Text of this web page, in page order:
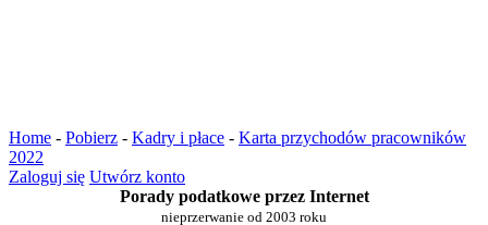
Home - Pobierz - Kadry i płace - Karta przychodów pracowników
2022
Zaloguj się Utwórz konto
Porady podatkowe przez Internet
nieprzerwanie od 2003 roku